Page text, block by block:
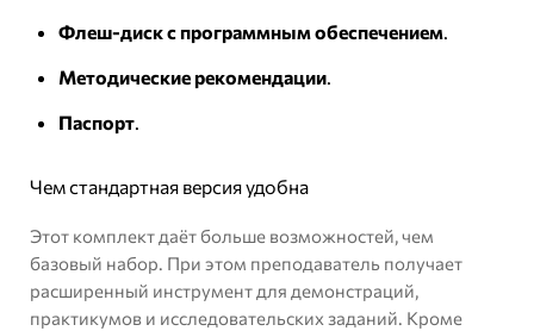
Флеш-диск с программным обеспечением.
Методические рекомендации.
Паспорт.
Чем стандартная версия удобна
Этот комплект даёт больше возможностей, чем
базовый набор. При этом преподаватель получает
расширенный инструмент для демонстраций,
практикумов и исследовательских заданий. Кроме